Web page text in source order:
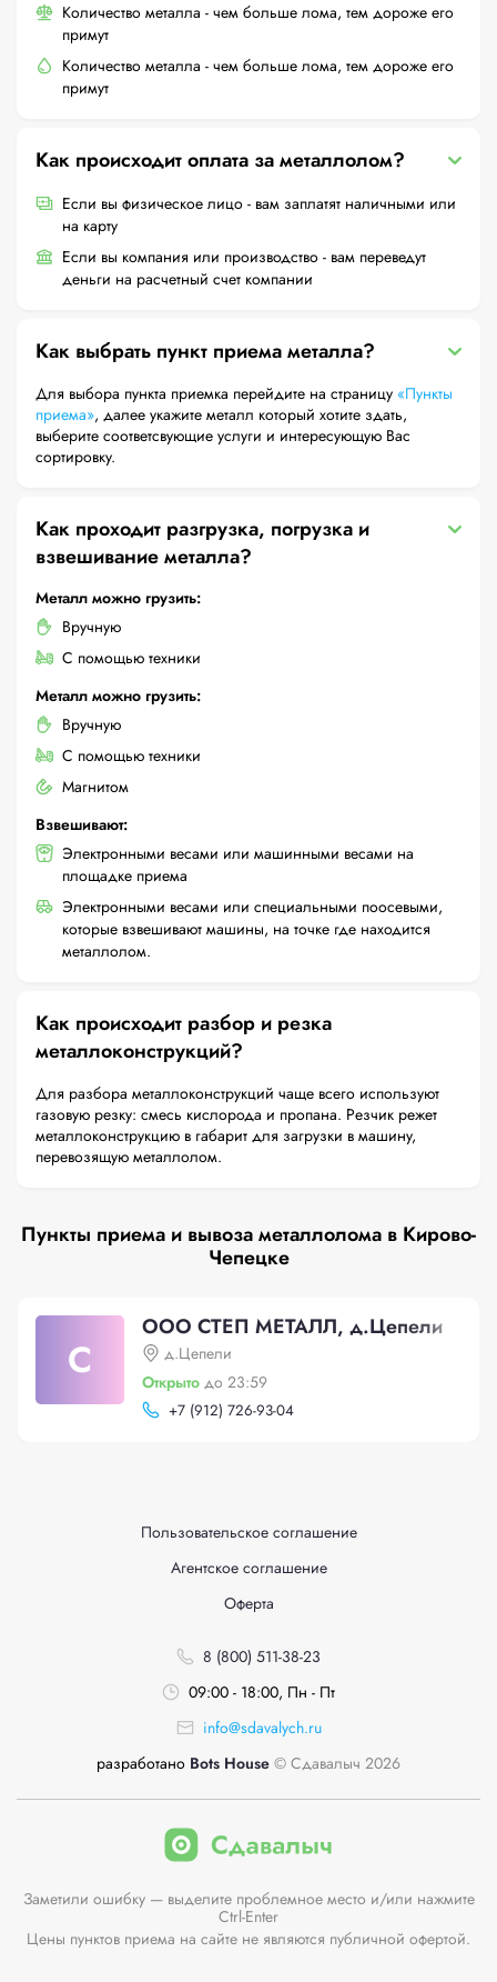
Количество металла - чем больше лома, тем дороже его
примут
Количество металла - чем больше лома, тем дороже его
примут
Как происходит оплата за металлолом?
Если вы физическое лицо - вам заплатят наличными или
на карту
Если вы компания или производство - вам переведут
деньги на расчетный счет компании
Как выбрать пункт приема металла?
Для выбора пункта приемка перейдите на страницу «Пункты
приема», далее укажите металл который хотите здать,
выберите соответсвующие услуги и интересующую Вас
сортировку.
Как проходит разгрузка, погрузка и
взвешивание металла?
Металл можно грузить:
Вручную
С помощью техники
Металл можно грузить:
Вручную
С помощью техники
Магнитом
Взвешивают:
Электронными весами или машинными весами на
площадке приема
Электронными весами или специальными поосевыми,
которые взвешивают машины, на точке где находится
металлолом.
Как происходит разбор и резка
металлоконструкций?
Для разбора металлоконструкций чаще всего используют
газовую резку: смесь кислорода и пропана. Резчик режет
металлоконструкцию в габарит для загрузки в машину,
перевозящую металлолом.
Пункты приема и вывоза металлолома в Кирово-
Чепецке
С
ООО СТЕП МЕТАЛЛ, д.Цепели
д.Цепели
Открыто до 23:59
+7 (912) 726-93-04
Пользовательское соглашение
Агентское соглашение
Оферта
8 (800) 511-38-23
09:00 - 18:00, Пн - Пт
info@sdavalych.ru
разработано Bots House © Сдавалыч 2026
Заметили ошибку — выделите проблемное место и/или нажмите
Ctrl-Enter
Цены пунктов приема на сайте не являются публичной офертой.